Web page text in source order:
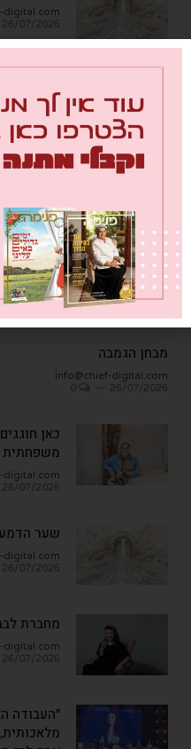
digital.com
אחד ליד
digital.com
26/07/2026
digital.com
08/07/2026
כתבות אחרונות
מבחן הגמבה
info@chief-digital.com
כאן
משפחתית
digital.com
שער
digital.com
מחברת
digital.com
"העבודה